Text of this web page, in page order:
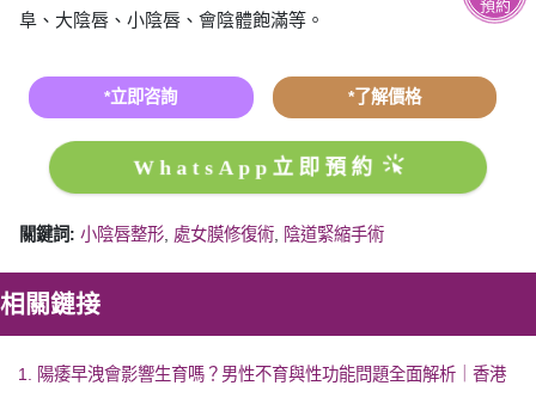
阜、大陰唇、小陰唇、會陰體飽滿等。
*立即咨詢 *了解價格
WhatsApp立即預約
關鍵詞: 小陰唇整形, 處女膜修復術, 陰道緊縮手術
相關鏈接
1. 陽痿早洩會影響生育嗎？男性不育與性功能問題全面解析｜香港
預約